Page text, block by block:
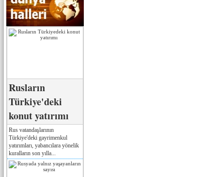
Rusların
Türkiye'deki
konut yatırımı
Rus vatandaşlarının
Türkiye'deki gayrimenkul
yatırımları, yabancılara yönelik
kuralların son yılla...